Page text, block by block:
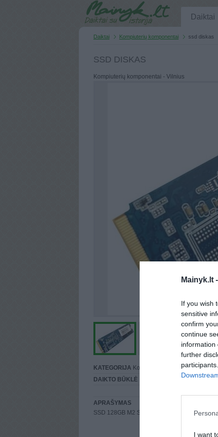
Mainyk.lt -
If you wish
sensitive
confirm
continue
information
further
I want
Daiktai
Daiktai Kompiuterių komponentai ssd diskas
SSD DISKAS
Kompiuterių komponentai - Vilnius
KATEGORIJA Kompiuterių komponentai
DAIKTO BŪKLĖ
APRAŠYMAS
SSD 128GB M2 SATA. 5 €